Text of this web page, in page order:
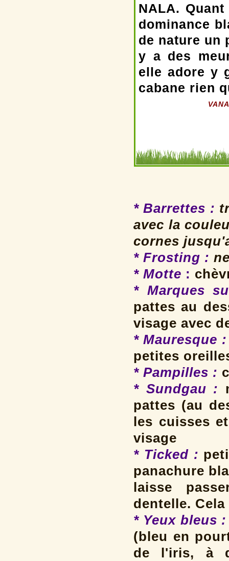
NALA.
dominance
de nature un
y a des
elle adore y
cabane rien
* Barrettes :
avec la
cornes
* Frosting :
* Motte :
* Marques
pattes au
visage avec
* Mauresque :
petites
* Pampilles :
* Sundgau :
pattes (au
les cuisses
visage
* Ticked :
panachure
laisse
dentelle.
* Yeux bleus :
(bleu en
de l'iris, à